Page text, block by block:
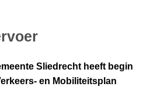
Sliedrecht heeft begin
en Mobiliteitsplan